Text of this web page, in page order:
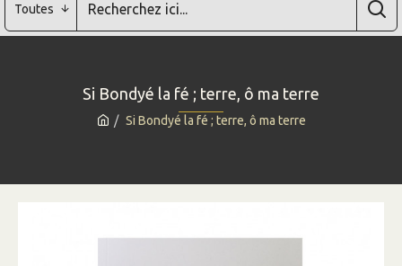
Toutes
Si Bondyé la fé ; terre, ô ma terre
Si Bondyé la fé ; terre, ô ma terre